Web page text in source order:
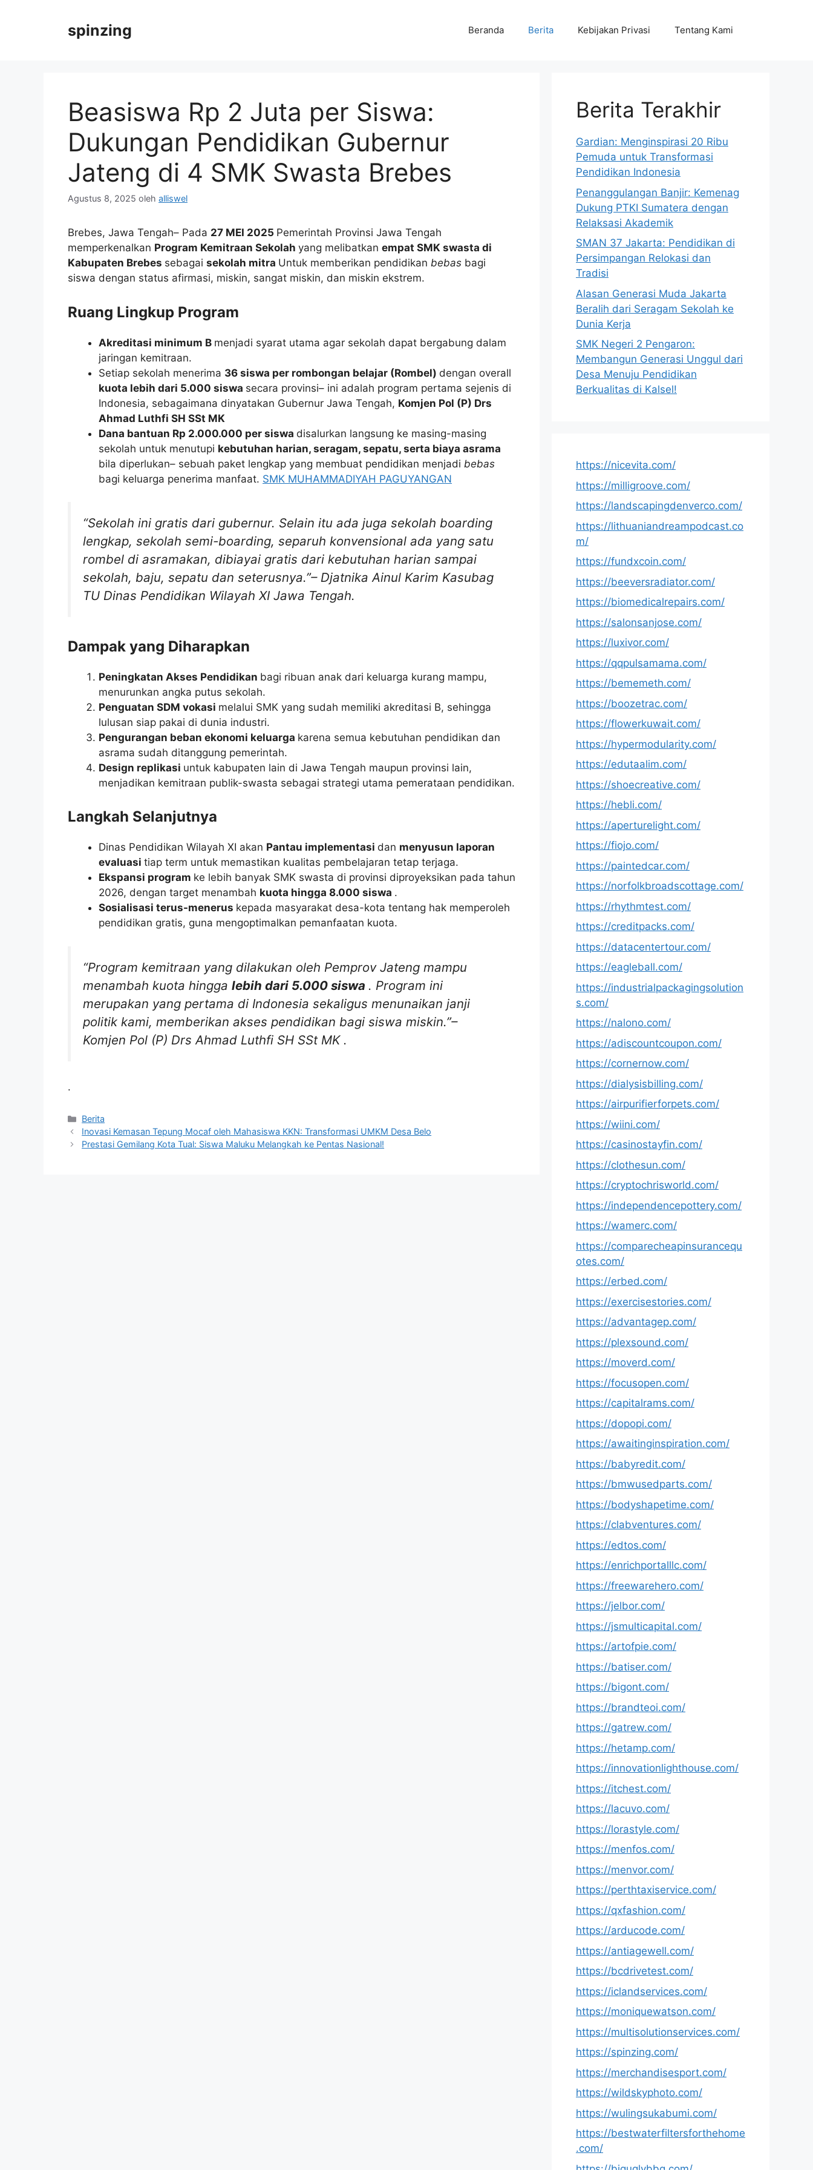
spinzing Beranda Berita Kebijakan Privasi Tentang Kami
Beasiswa Rp 2 Juta per Siswa:
Dukungan Pendidikan Gubernur
Jateng di 4 SMK Swasta Brebes
Agustus 8, 2025 oleh alliswel
Brebes, Jawa Tengah– Pada 27 MEI 2025 Pemerintah Provinsi Jawa Tengah
memperkenalkan Program Kemitraan Sekolah yang melibatkan empat SMK swasta di
Kabupaten Brebes sebagai sekolah mitra Untuk memberikan pendidikan bebas bagi
siswa dengan status afirmasi, miskin, sangat miskin, dan miskin ekstrem.
Ruang Lingkup Program
Akreditasi minimum B menjadi syarat utama agar sekolah dapat bergabung dalam
jaringan kemitraan.
Setiap sekolah menerima 36 siswa per rombongan belajar (Rombel) dengan overall
kuota lebih dari 5.000 siswa secara provinsi– ini adalah program pertama sejenis di
Indonesia, sebagaimana dinyatakan Gubernur Jawa Tengah, Komjen Pol (P) Drs
Ahmad Luthfi SH SSt MK
Dana bantuan Rp 2.000.000 per siswa disalurkan langsung ke masing-masing
sekolah untuk menutupi kebutuhan harian, seragam, sepatu, serta biaya asrama
bila diperlukan– sebuah paket lengkap yang membuat pendidikan menjadi bebas
bagi keluarga penerima manfaat. SMK MUHAMMADIYAH PAGUYANGAN
“Sekolah ini gratis dari gubernur. Selain itu ada juga sekolah boarding
lengkap, sekolah semi-boarding, separuh konvensional ada yang satu
rombel di asramakan, dibiayai gratis dari kebutuhan harian sampai
sekolah, baju, sepatu dan seterusnya.”– Djatnika Ainul Karim Kasubag
TU Dinas Pendidikan Wilayah XI Jawa Tengah.
Dampak yang Diharapkan
Peningkatan Akses Pendidikan bagi ribuan anak dari keluarga kurang mampu,
menurunkan angka putus sekolah.
Penguatan SDM vokasi melalui SMK yang sudah memiliki akreditasi B, sehingga
lulusan siap pakai di dunia industri.
Pengurangan beban ekonomi keluarga karena semua kebutuhan pendidikan dan
asrama sudah ditanggung pemerintah.
Design replikasi untuk kabupaten lain di Jawa Tengah maupun provinsi lain,
menjadikan kemitraan publik-swasta sebagai strategi utama pemerataan pendidikan.
Langkah Selanjutnya
Dinas Pendidikan Wilayah XI akan Pantau implementasi dan menyusun laporan
evaluasi tiap term untuk memastikan kualitas pembelajaran tetap terjaga.
Ekspansi program ke lebih banyak SMK swasta di provinsi diproyeksikan pada tahun
2026, dengan target menambah kuota hingga 8.000 siswa .
Sosialisasi terus-menerus kepada masyarakat desa-kota tentang hak memperoleh
pendidikan gratis, guna mengoptimalkan pemanfaatan kuota.
“Program kemitraan yang dilakukan oleh Pemprov Jateng mampu
menambah kuota hingga lebih dari 5.000 siswa . Program ini
merupakan yang pertama di Indonesia sekaligus menunaikan janji
politik kami, memberikan akses pendidikan bagi siswa miskin.”–
Komjen Pol (P) Drs Ahmad Luthfi SH SSt MK .
.
Kategori
Berita
Inovasi Kemasan Tepung Mocaf oleh Mahasiswa KKN: Transformasi UMKM Desa Belo
Prestasi Gemilang Kota Tual: Siswa Maluku Melangkah ke Pentas Nasional!
Berita Terakhir
Gardian: Menginspirasi 20 Ribu
Pemuda untuk Transformasi
Pendidikan Indonesia
Penanggulangan Banjir: Kemenag
Dukung PTKI Sumatera dengan
Relaksasi Akademik
SMAN 37 Jakarta: Pendidikan di
Persimpangan Relokasi dan
Tradisi
Alasan Generasi Muda Jakarta
Beralih dari Seragam Sekolah ke
Dunia Kerja
SMK Negeri 2 Pengaron:
Membangun Generasi Unggul dari
Desa Menuju Pendidikan
Berkualitas di Kalsel!
https://nicevita.com/
https://milligroove.com/
https://landscapingdenverco.com/
https://lithuaniandreampodcast.co
m/
https://fundxcoin.com/
https://beeversradiator.com/
https://biomedicalrepairs.com/
https://salonsanjose.com/
https://luxivor.com/
https://qqpulsamama.com/
https://bememeth.com/
https://boozetrac.com/
https://flowerkuwait.com/
https://hypermodularity.com/
https://edutaalim.com/
https://shoecreative.com/
https://hebli.com/
https://aperturelight.com/
https://fiojo.com/
https://paintedcar.com/
https://norfolkbroadscottage.com/
https://rhythmtest.com/
https://creditpacks.com/
https://datacentertour.com/
https://eagleball.com/
https://industrialpackagingsolution
s.com/
https://nalono.com/
https://adiscountcoupon.com/
https://cornernow.com/
https://dialysisbilling.com/
https://airpurifierforpets.com/
https://wiini.com/
https://casinostayfin.com/
https://clothesun.com/
https://cryptochrisworld.com/
https://independencepottery.com/
https://wamerc.com/
https://comparecheapinsurancequ
otes.com/
https://erbed.com/
https://exercisestories.com/
https://advantagep.com/
https://plexsound.com/
https://moverd.com/
https://focusopen.com/
https://capitalrams.com/
https://dopopi.com/
https://awaitinginspiration.com/
https://babyredit.com/
https://bmwusedparts.com/
https://bodyshapetime.com/
https://clabventures.com/
https://edtos.com/
https://enrichportalllc.com/
https://freewarehero.com/
https://jelbor.com/
https://jsmulticapital.com/
https://artofpie.com/
https://batiser.com/
https://bigont.com/
https://brandteoi.com/
https://gatrew.com/
https://hetamp.com/
https://innovationlighthouse.com/
https://itchest.com/
https://lacuvo.com/
https://lorastyle.com/
https://menfos.com/
https://menvor.com/
https://perthtaxiservice.com/
https://qxfashion.com/
https://arducode.com/
https://antiagewell.com/
https://bcdrivetest.com/
https://iclandservices.com/
https://moniquewatson.com/
https://multisolutionservices.com/
https://spinzing.com/
https://merchandisesport.com/
https://wildskyphoto.com/
https://wulingsukabumi.com/
https://bestwaterfiltersforthehome
.com/